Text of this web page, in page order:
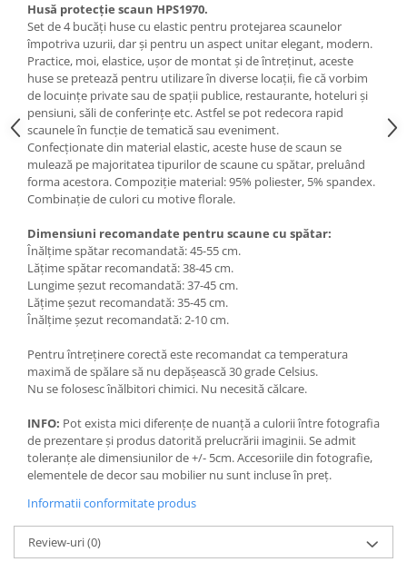
Husă protecție scaun HPS1970.
Set de 4 bucăți huse cu elastic pentru protejarea scaunelor
împotriva uzurii, dar și pentru un aspect unitar elegant, modern.
Practice, moi, elastice, ușor de montat și de întreținut, aceste
huse se pretează pentru utilizare în diverse locații, fie că vorbim
de locuințe private sau de spații publice, restaurante, hoteluri și
pensiuni, săli de conferințe etc. Astfel se pot redecora rapid
scaunele în funcție de tematică sau eveniment.
Confecționate din material elastic, aceste huse de scaun se
mulează pe majoritatea tipurilor de scaune cu spătar, preluând
forma acestora. Compoziție material: 95% poliester, 5% spandex.
Combinație de culori cu motive florale.
Dimensiuni recomandate pentru scaune cu spătar:
Înălțime spătar recomandată: 45-55 cm.
Lățime spătar recomandată: 38-45 cm.
Lungime șezut recomandată: 37-45 cm.
Lățime șezut recomandată: 35-45 cm.
Înălțime șezut recomandată: 2-10 cm.
Pentru întreținere corectă este recomandat ca temperatura
maximă de spălare să nu depășească 30 grade Celsius.
Nu se folosesc înălbitori chimici. Nu necesită călcare.
INFO: Pot exista mici diferențe de nuanță a culorii între fotografia
de prezentare și produs datorită prelucrării imaginii. Se admit
toleranțe ale dimensiunilor de +/- 5cm. Accesoriile din fotografie,
elementele de decor sau mobilier nu sunt incluse în preț.
Informatii conformitate produs
Review-uri(0)